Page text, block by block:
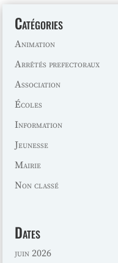
Catégories
Animation
Arrêtés prefectoraux
Association
Écoles
Information
Jeunesse
Mairie
Non classé
Dates
juin 2026